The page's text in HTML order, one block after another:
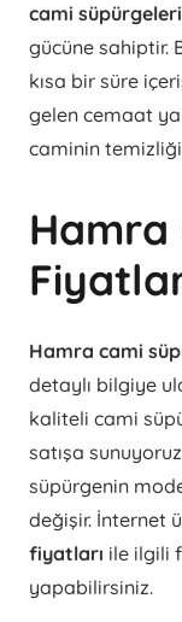
cami
gücüne sahiptir.
kısa bir süre
gelen cemaat
caminin
Hamra
Hamra cami
detaylı bilgiye
kaliteli cami
satışa
süpürgenin
değişir. İnternet
fiyatları ile ilgili
yapabilirsiniz.